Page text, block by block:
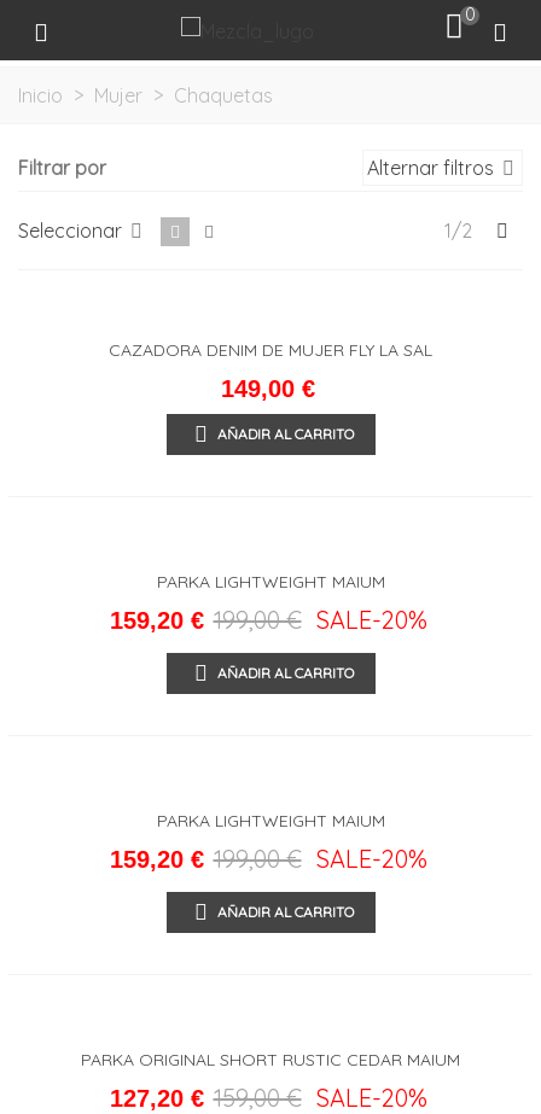
0
Inicio > Mujer > Chaquetas
Filtrar por Alternar filtros
Seleccionar 1/2
CAZADORA DENIM DE MUJER FLY LA SAL
149,00 €
AÑADIR AL CARRITO
PARKA LIGHTWEIGHT MAIUM
159,20 € 199,00 € SALE-20%
AÑADIR AL CARRITO
PARKA LIGHTWEIGHT MAIUM
159,20 € 199,00 € SALE-20%
AÑADIR AL CARRITO
PARKA ORIGINAL SHORT RUSTIC CEDAR MAIUM
127,20 € 159,00 € SALE-20%